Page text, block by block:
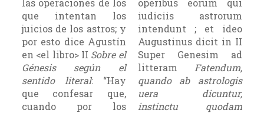
las operaciones de los
que intentan los
juicios de los astros; y
por esto dice Agustín
en <el libro> II Sobre el
Génesis según el
sentido literal: “Hay
que confesar que,
cuando por los
operibus eorum qui
iudiciis astrorum
intendunt ; et ideo
Augustinus dicit in II
Super Genesim ad
litteram
Fatendum,
quando ab astrologis
uera dicuntur,
instinctu quodam